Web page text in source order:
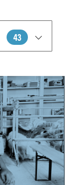
43